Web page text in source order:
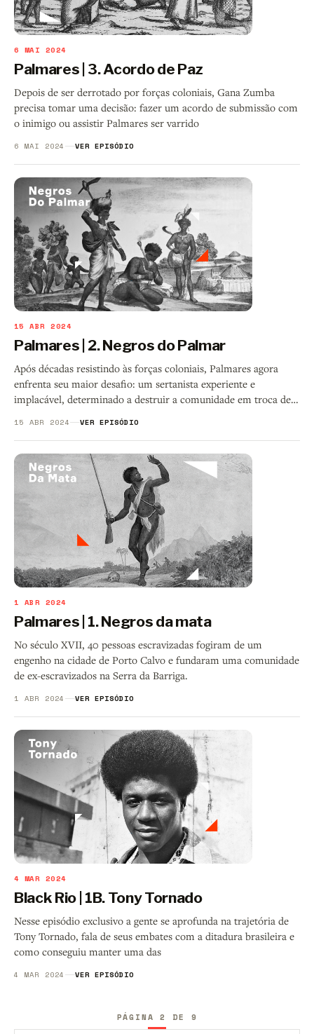
6 MAI 2024
Palmares | 3. Acordo de Paz
Depois de ser derrotado por forças coloniais, Gana Zumba
precisa tomar uma decisão: fazer um acordo de submissão com
o inimigo ou assistir Palmares ser varrido
6 MAI 2024 VER EPISÓDIO
15 ABR 2024
Palmares | 2. Negros do Palmar
Após décadas resistindo às forças coloniais, Palmares agora
enfrenta seu maior desafio: um sertanista experiente e
implacável, determinado a destruir a comunidade em troca de
15 ABR 2024 VER EPISÓDIO
1 ABR 2024
Palmares | 1. Negros da mata
No século XVII, 40 pessoas escravizadas fogiram de um
engenho na cidade de Porto Calvo e fundaram uma comunidade
de ex-escravizados na Serra da Barriga.
1 ABR 2024 VER EPISÓDIO
4 MAR 2024
Black Rio | 1B. Tony Tornado
Nesse episódio exclusivo a gente se aprofunda na trajetória de
Tony Tornado, fala de seus embates com a ditadura brasileira e
como conseguiu manter uma das
4 MAR 2024 VER EPISÓDIO
PÁGINA 2 DE 9